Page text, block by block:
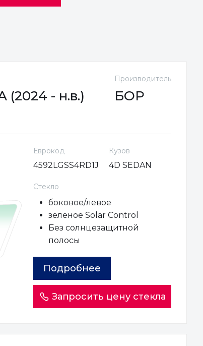
(2024 - н.в.)
Производитель
БОР
Еврокод
4592LGSS4RD1J
Кузов
4D SEDAN
Стекло
боковое/левое
зеленое Solar Control
Без солнцезащитной
полосы
Подробнее
Запросить цену стекла